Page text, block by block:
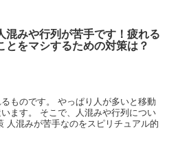
混みや行列が苦手です！疲れる
とをマシするための対策は？
ものです。 やっぱり人が多いと移動
ます。 そこで、人混みや行列につい
人混みが苦手なのをスピリチュアル的